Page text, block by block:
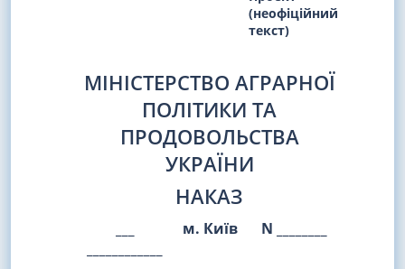
(неофіційний
текст)
МІНІСТЕРСТВО АГРАРНОЇ
ПОЛІТИКИ ТА
ПРОДОВОЛЬСТВА
УКРАЇНИ
НАКАЗ
м. Київ N ________